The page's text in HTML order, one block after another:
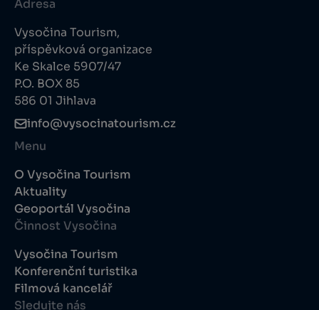
Adresa
Vysočina Tourism,
příspěvková organizace
Ke Skalce 5907/47
P.O. BOX 85
586 01 Jihlava
info@vysocinatourism.cz
Menu
O Vysočina Tourism
Aktuality
Geoportál Vysočina
Činnost Vysočina
Vysočina Tourism
Konferenční turistika
Filmová kancelář
Sledujte nás